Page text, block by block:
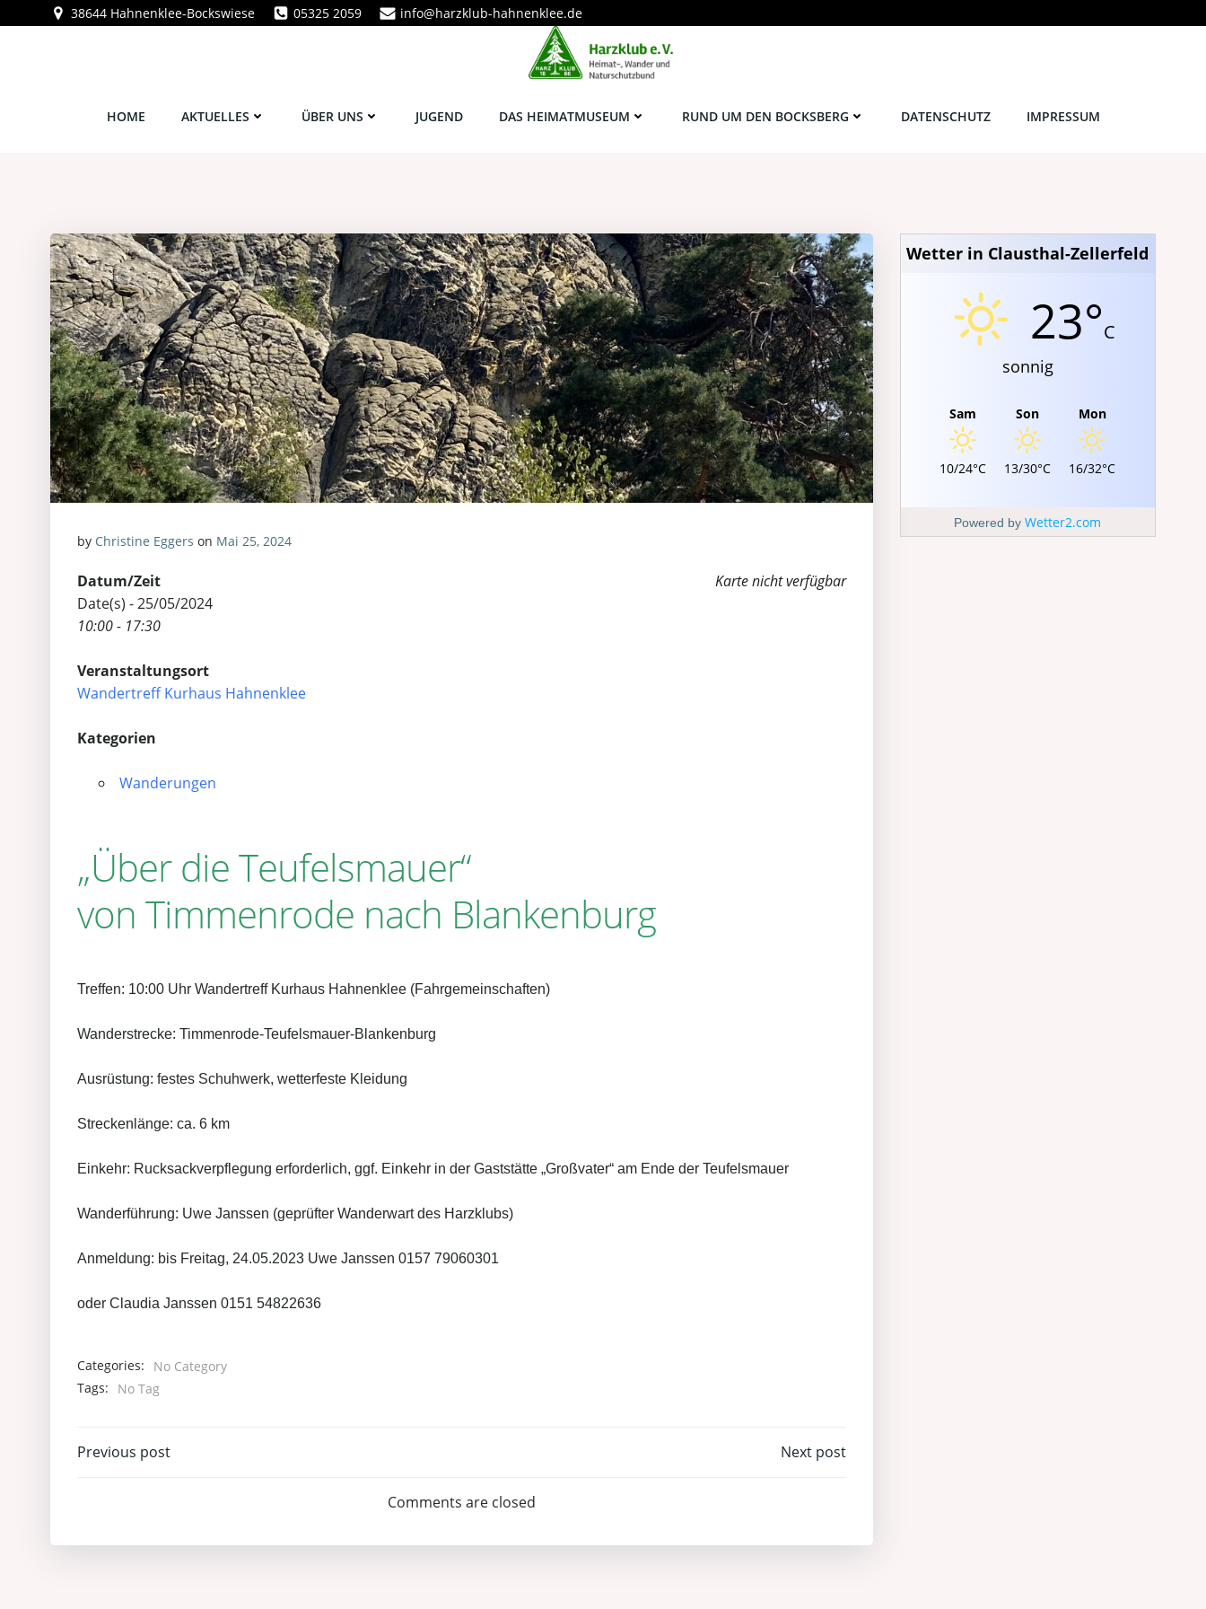
Inhalt
38644 Hahnenklee-Bockswiese 05325 2059 info@harzklub-hahnenklee.de
HOME AKTUELLES ÜBER UNS JUGEND DAS HEIMATMUSEUM RUND UM DEN BOCKSBERG DATENSCHUTZ IMPRESSUM
by Christine Eggers on Mai 25, 2024
Karte nicht verfügbar
Datum/Zeit
Date(s) - 25/05/2024
10:00 - 17:30
Veranstaltungsort
Wandertreff Kurhaus Hahnenklee
Kategorien
Wanderungen
„Über die Teufelsmauer“
von Timmenrode nach Blankenburg
Treffen: 10:00 Uhr Wandertreff Kurhaus Hahnenklee (Fahrgemeinschaften)
Wanderstrecke: Timmenrode-Teufelsmauer-Blankenburg
Ausrüstung: festes Schuhwerk, wetterfeste Kleidung
Streckenlänge: ca. 6 km
Einkehr: Rucksackverpflegung erforderlich, ggf. Einkehr in der Gaststätte „Großvater“ am Ende der Teufelsmauer
Wanderführung: Uwe Janssen (geprüfter Wanderwart des Harzklubs)
Anmeldung: bis Freitag, 24.05.2023 Uwe Janssen 0157 79060301
oder Claudia Janssen 0151 54822636
Categories:
No Category
Tags:
No Tag
Post
Previous post
navigation
Next post
Comments are closed
Wetter in Clausthal-Zellerfeld
23°C
sonnig
Sam
10/24°C
Son
13/30°C
Mon
16/32°C
Powered byWetter2.com